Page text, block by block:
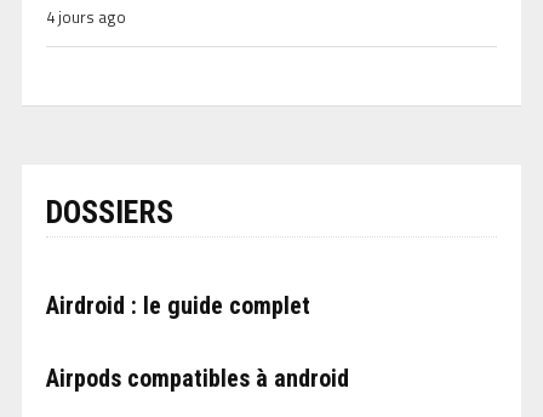
4 jours ago
DOSSIERS
Airdroid : le guide complet
Airpods compatibles à android